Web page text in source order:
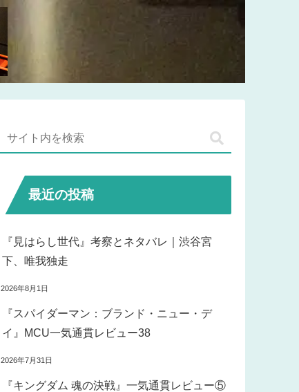
最近の投稿
『見はらし世代』考察とネタバレ｜渋谷宮
下、唯我独走
2026年8月1日
『スパイダーマン：ブランド・ニュー・デ
イ』MCU一気通貫レビュー38
2026年7月31日
『キングダム 魂の決戦』一気通貫レビュー⑤